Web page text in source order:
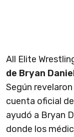
All Elite
de Bryan
Según
cuenta oficial
ayudó a Bryan
donde los